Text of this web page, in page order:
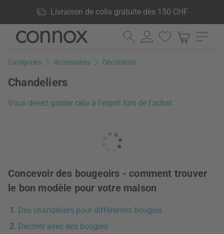
Livraison de colis gratuite dès 150 CHF
produits en stock, Droit de retour de 60 jours
Aller
contenu
Aller
la
Catégories Accessoires Décoration
Chandeliers
Vous devez garder cela à l'esprit lors de l'achat
Concevoir des bougeoirs - comment trouver
le bon modèle pour votre maison
Des chandeliers pour différentes bougies
Décorer avec des bougies